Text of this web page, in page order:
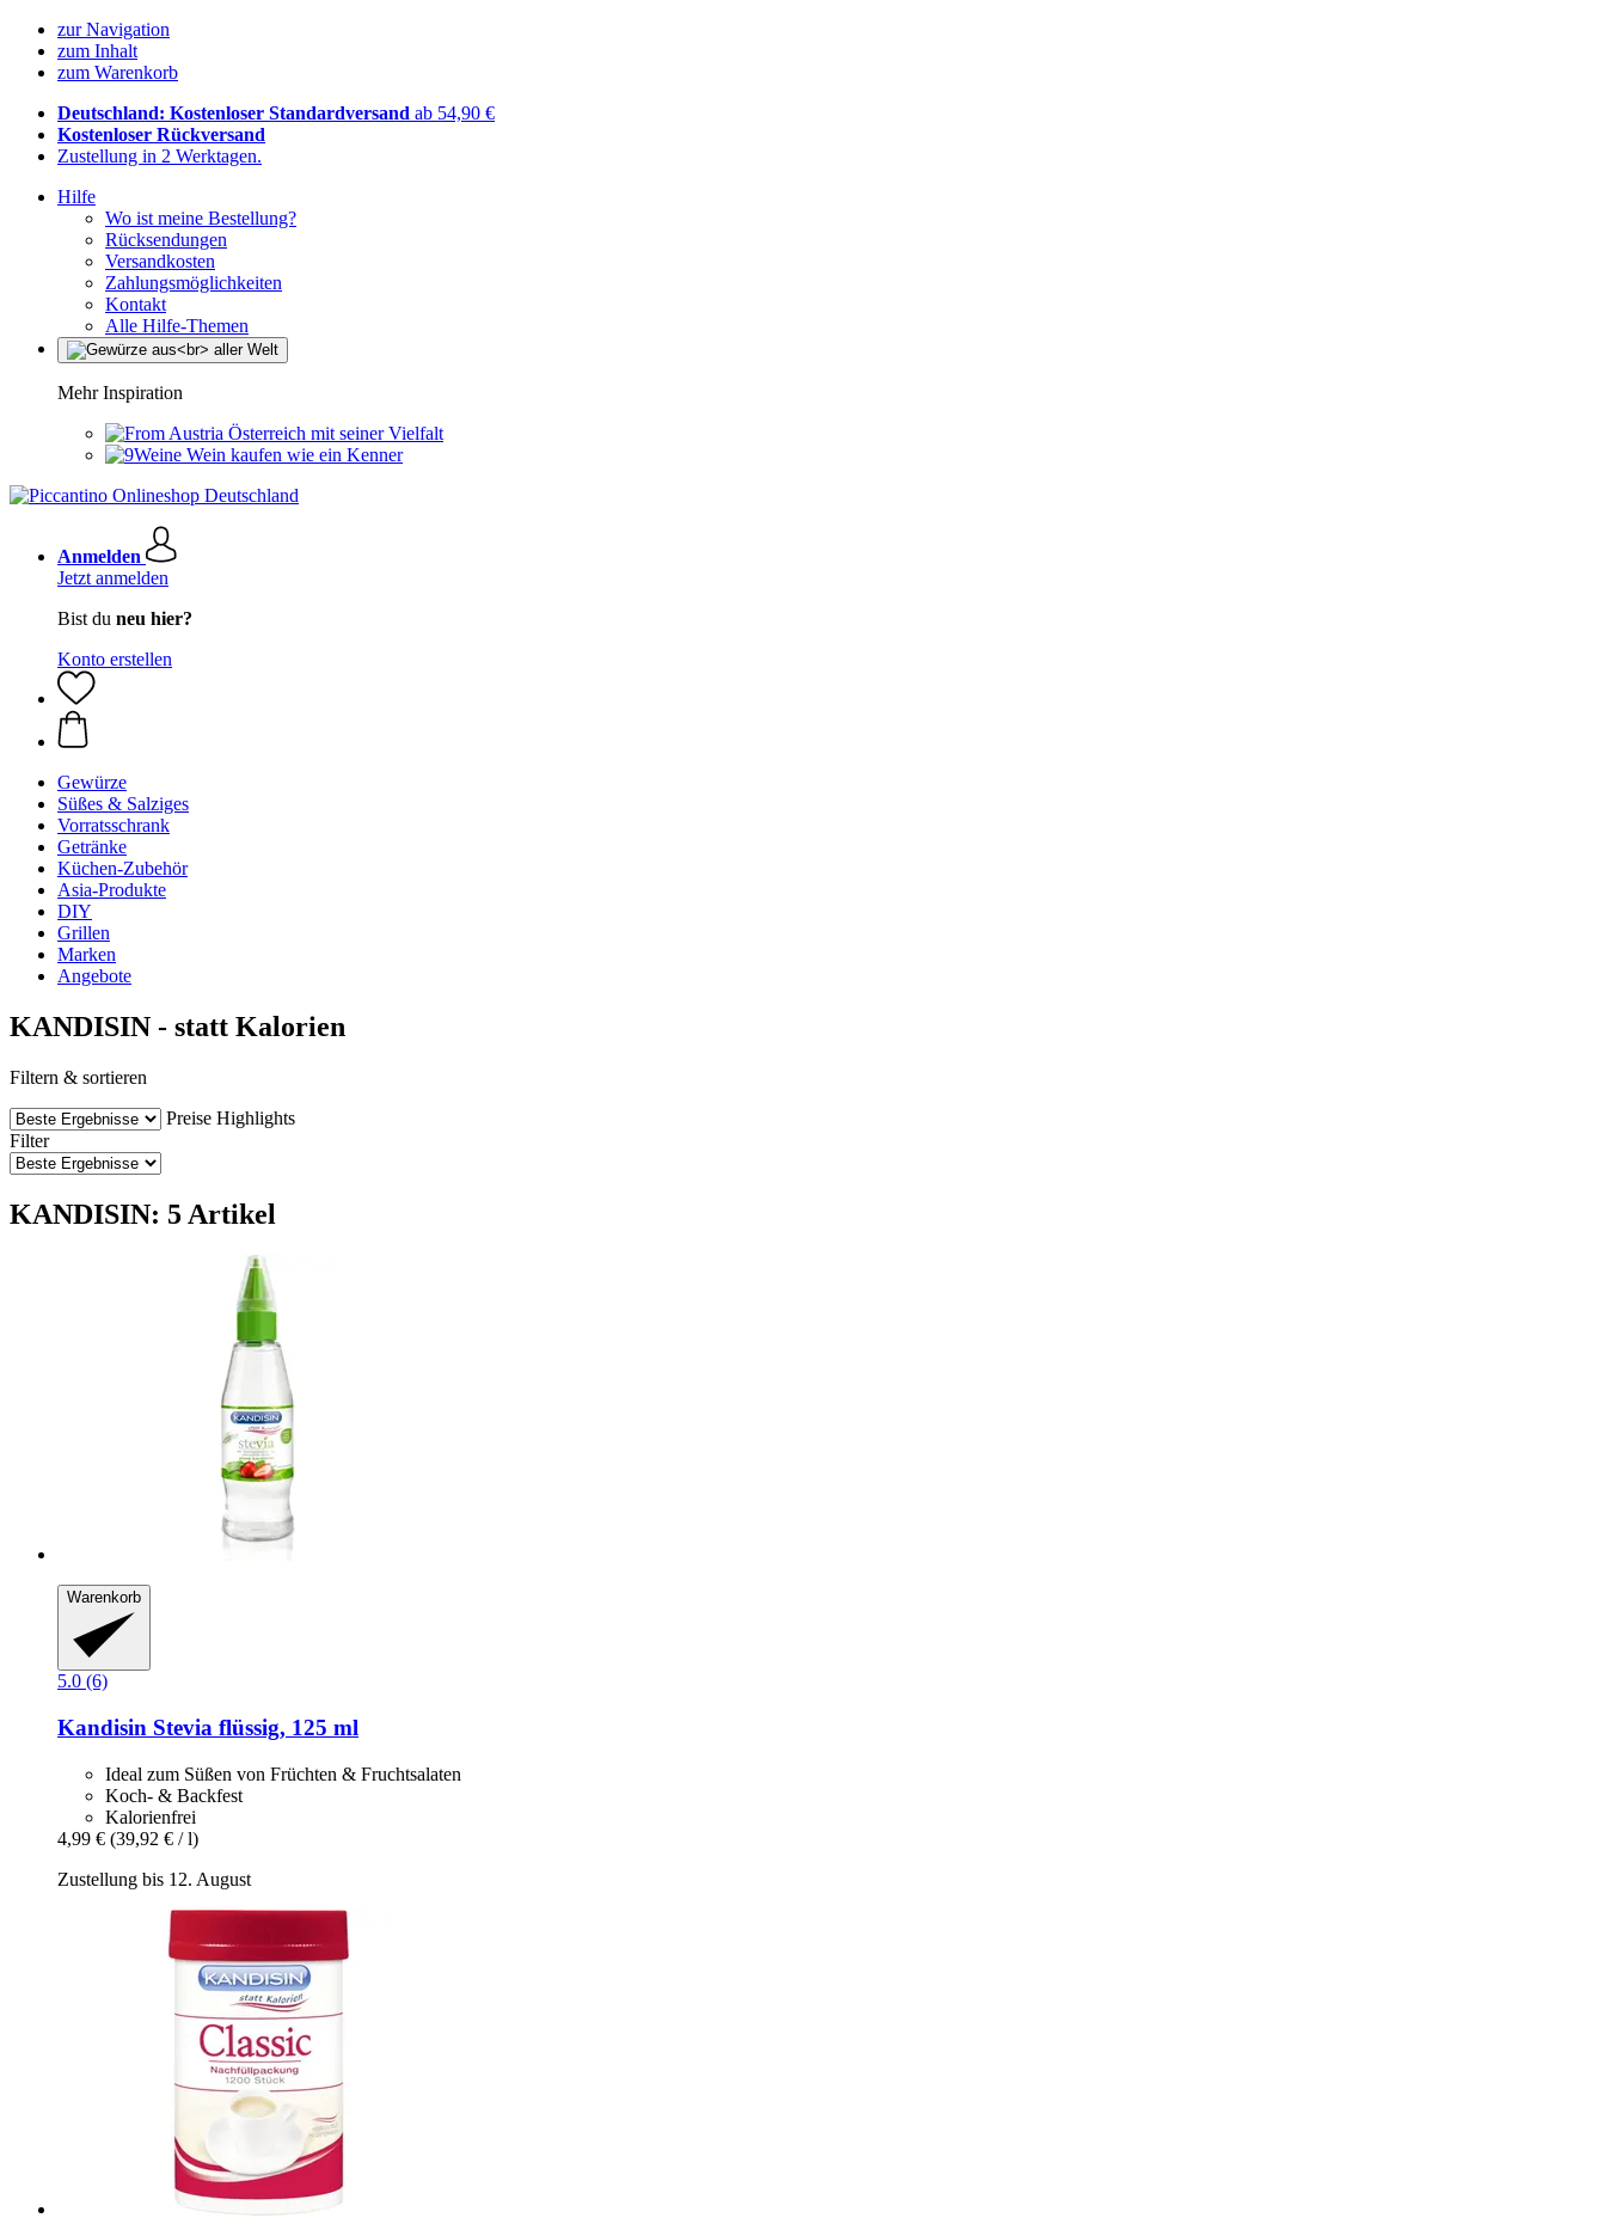
zur Navigation
zum Inhalt
zum Warenkorb
Deutschland: Kostenloser Standardversand ab 54,90 €
Kostenloser Rückversand
Zustellung in 2 Werktagen.
Hilfe
Wo ist meine Bestellung?
Rücksendungen
Versandkosten
Zahlungsmöglichkeiten
Kontakt
Alle Hilfe-Themen
Mehr Inspiration
Österreich mit seiner Vielfalt
Wein kaufen wie ein Kenner
Anmelden
Jetzt anmelden
Bist du neu hier?
Konto erstellen
Gewürze
Süßes & Salziges
Vorratsschrank
Getränke
Küchen-Zubehör
Asia-Produkte
DIY
Grillen
Marken
Angebote
KANDISIN - statt Kalorien
Filtern & sortieren
Preise Highlights
Filter
KANDISIN: 5 Artikel
Warenkorb
5.0 (6)
Kandisin Stevia flüssig, 125 ml
Ideal zum Süßen von Früchten & Fruchtsalaten
Koch- & Backfest
Kalorienfrei
4,99 € (39,92 € / l)
Zustellung bis 12. August